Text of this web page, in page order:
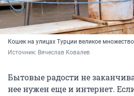
Кошек на улицах Турции великое множество
Источник: Вячеслав Ковалев
Бытовые радости не
нее нужен еще и интернет.